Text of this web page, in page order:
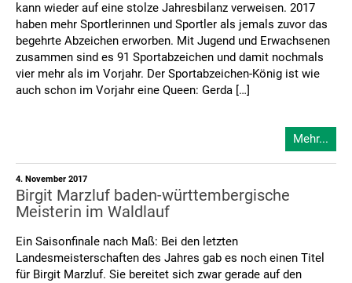
kann wieder auf eine stolze Jahresbilanz verweisen. 2017
haben mehr Sportlerinnen und Sportler als jemals zuvor das
begehrte Abzeichen erworben. Mit Jugend und Erwachsenen
zusammen sind es 91 Sportabzeichen und damit nochmals
vier mehr als im Vorjahr. Der Sportabzeichen-König ist wie
auch schon im Vorjahr eine Queen: Gerda […]
Mehr...
4. November 2017
Birgit Marzluf baden-württembergische
Meisterin im Waldlauf
Ein Saisonfinale nach Maß: Bei den letzten
Landesmeisterschaften des Jahres gab es noch einen Titel
für Birgit Marzluf. Sie bereitet sich zwar gerade auf den